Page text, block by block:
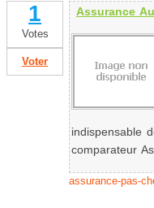
1
Votes
Voter
Assurance
indispensable
comparateur
assurance-pas-